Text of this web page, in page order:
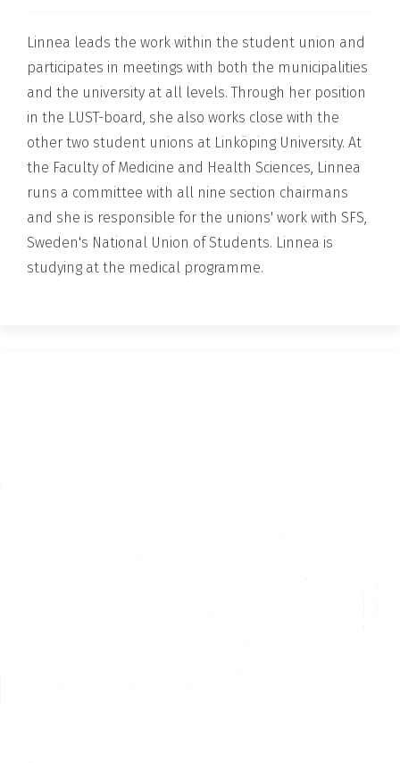
Linnea leads the work within the student union and
participates in meetings with both the municipalities
and the university at all levels. Through her position
in the LUST-board, she also works close with the
other two student unions at Linköping University. At
the Faculty of Medicine and Health Sciences, Linnea
runs a committee with all nine section chairmans
and she is responsible for the unions' work with SFS,
Sweden's National Union of Students. Linnea is
studying at the medical programme.